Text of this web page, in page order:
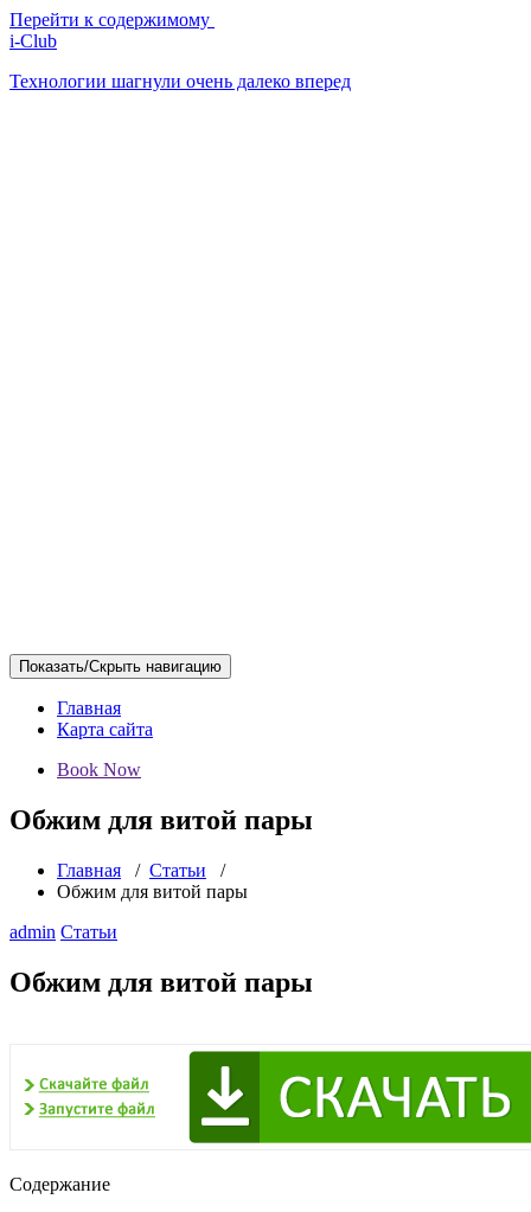
Перейти к содержимому
i-Club
Технологии шагнули очень далеко вперед
Показать/Скрыть навигацию
Главная
Карта сайта
Book Now
Обжим для витой пары
Главная / Статьи /
Обжим для витой пары
admin Статьи
Обжим для витой пары
Содержание